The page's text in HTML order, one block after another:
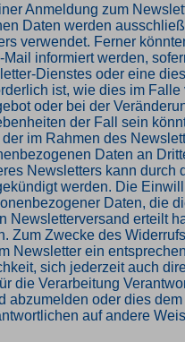
Anmeldung zum
Daten werden
verwendet. Ferner
Mail informiert werden,
Dienstes oder eine
ist, wie dies im
oder bei der
der Fall sein
im Rahmen des
Daten an
Newsletters kann durch
werden. Die
Daten, die
Newsletterversand erteilt
Zum Zwecke des
Newsletter ein
sich jederzeit auch
die Verarbeitung
abzumelden oder dies
auf andere